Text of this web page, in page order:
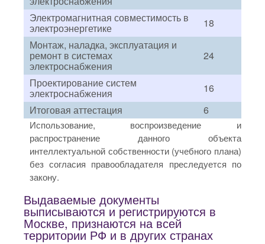
Электромагнитная совместимость в
электроэнергетике
18
Монтаж, наладка, эксплуатация и
ремонт в системах
электроснабжения
24
Проектирование систем
электроснабжения
16
Итоговая аттестация
6
Использование, воспроизведение и
распространение данного объекта
интеллектуальной собственности (учебного плана)
без согласия правообладателя преследуется по
закону.
Выдаваемые документы
выписываются и регистрируются в
Москве, признаются на всей
территории РФ и в других странах